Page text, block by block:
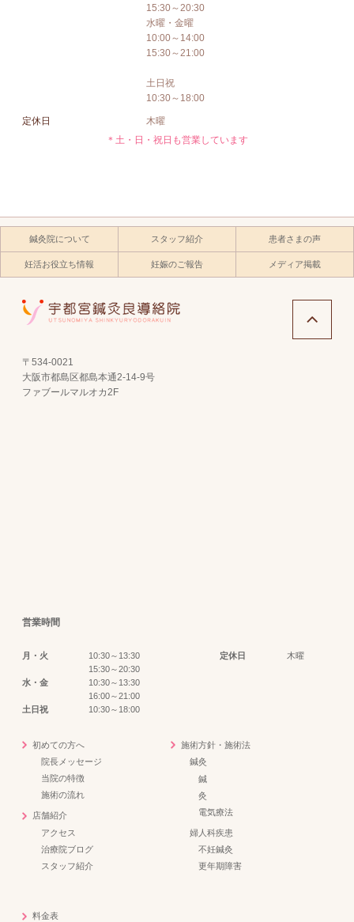
15:30～20:30
水曜・金曜
10:00～14:00
15:30～21:00
土日祝
10:30～18:00
定休日
木曜
＊土・日・祝日も営業しています
鍼灸院について スタッフ紹介 患者さまの声
妊活お役立ち情報 妊娠のご報告 メディア掲載
〒534-0021
大阪市都島区都島本通2-14-9号
ファブールマルオカ2F
営業時間
月・火
10:30～13:30
15:30～20:30
定休日 木曜
水・金
10:30～13:30
16:00～21:00
土日祝
10:30～18:00
初めての方へ
院長メッセージ
当院の特徴
施術の流れ
店舗紹介
アクセス
治療院ブログ
スタッフ紹介
施術方針・施術法
鍼灸
鍼
灸
電気療法
婦人科疾患
不妊鍼灸
更年期障害
料金表